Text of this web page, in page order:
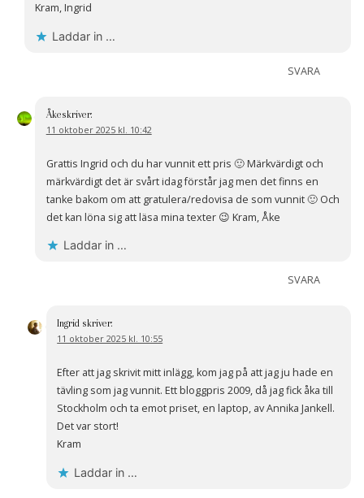
Kram, Ingrid
Laddar in …
SVARA
Åkeskriver:
11 oktober 2025 kl. 10:42
Grattis Ingrid och du har vunnit ett pris 🙂 Märkvärdigt och
märkvärdigt det är svårt idag förstår jag men det finns en
tanke bakom om att gratulera/redovisa de som vunnit 🙂 Och
det kan löna sig att läsa mina texter 😉 Kram, Åke
Laddar in …
SVARA
Ingrid skriver:
11 oktober 2025 kl. 10:55
Efter att jag skrivit mitt inlägg, kom jag på att jag ju hade en
tävling som jag vunnit. Ett bloggpris 2009, då jag fick åka till
Stockholm och ta emot priset, en laptop, av Annika Jankell.
Det var stort!
Kram
Laddar in …